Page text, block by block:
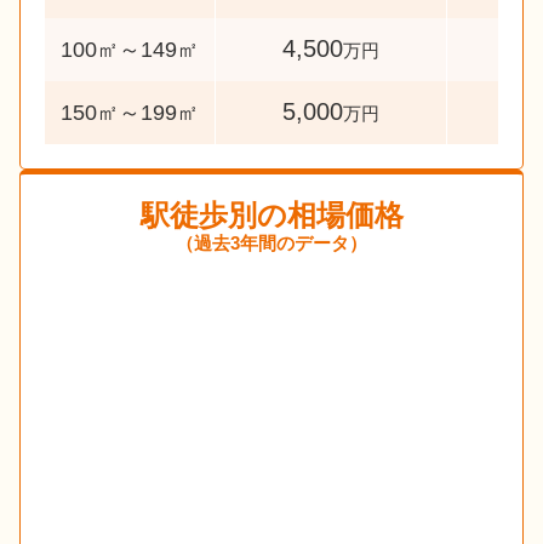
100㎡～149㎡ 4,500万円
150㎡～199㎡ 5,000万円
駅徒歩別の相場価格
（過去3年間のデータ）